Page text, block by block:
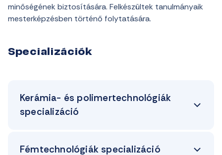
minőségének biztosítására. Felkészültek tanulmányaik
mesterképzésben történő folytatására.
Specializációk
Kerámia- és polimertechnológiák
specializáció
Fémtechnológiák specializáció